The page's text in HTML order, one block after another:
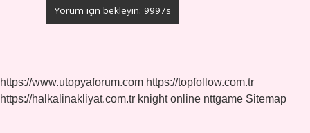
https://www.utopyaforum.com https://topfollow.com.tr
https://halkalinakliyat.com.tr knight online nttgame Sitemap